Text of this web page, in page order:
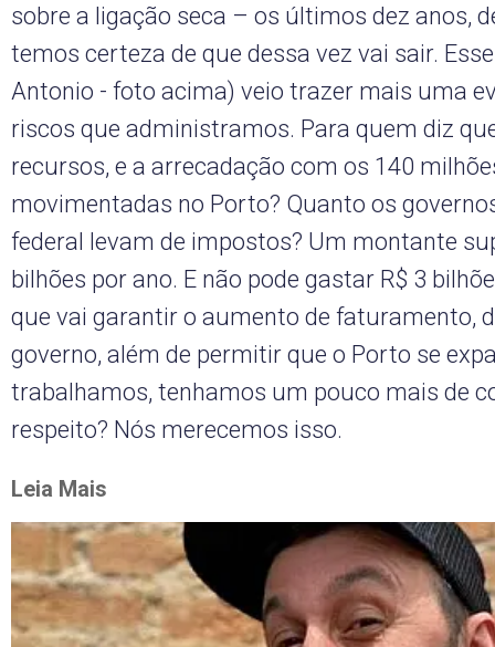
sobre a ligação seca – os últimos dez anos,
temos certeza de que dessa vez vai sair.
Antonio - foto acima) veio trazer mais uma
riscos que administramos. Para quem diz
recursos, e a arrecadação com os 140
movimentadas no Porto? Quanto os
federal levam de impostos? Um montante
bilhões por ano. E não pode gastar R$ 3
que vai garantir o aumento de faturamento,
governo, além de permitir que o Porto se
trabalhamos, tenhamos um pouco mais de
respeito? Nós merecemos isso.
Leia Mais